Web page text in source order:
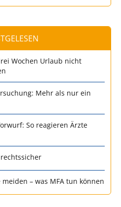
Wochen Urlaub nicht
Mehr als nur ein
So reagieren Ärzte
rechtssicher
– was MFA tun können